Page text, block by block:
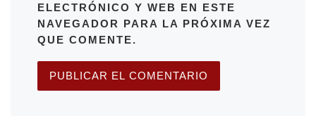
ELECTRÓNICO Y WEB EN ESTE
NAVEGADOR PARA LA PRÓXIMA VEZ
QUE COMENTE.